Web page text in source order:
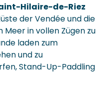
Hilaire-de-Riez
der Vendée und die
in vollen Zügen zu
laden zum
und zu
Stand-Up-Paddling